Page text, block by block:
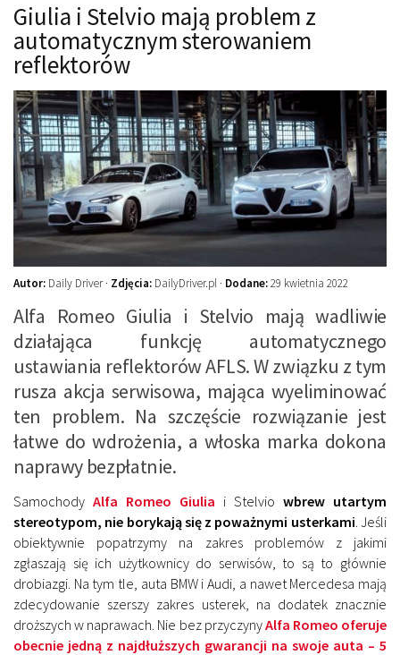
Technika jazdy
Oświetlenie
Kalkulatory
Przelicznik mocy
Auto z niemiec
Galerie
Giulia i Stelvio mają problem z
automatycznym sterowaniem
reflektorów
Autor: Daily Driver · Zdjęcia: DailyDriver.pl · Dodane:29 kwietnia 2022
Alfa Romeo Giulia i Stelvio mają wadliwie
działająca funkcję automatycznego
ustawiania reflektorów AFLS. W związku z tym
rusza akcja serwisowa, mająca wyeliminować
ten problem. Na szczęście rozwiązanie jest
łatwe do wdrożenia, a włoska marka dokona
naprawy bezpłatnie.
Samochody Alfa Romeo Giulia i Stelvio wbrew utartym
stereotypom, nie borykają się z poważnymi usterkami . Jeśli
obiektywnie popatrzymy na zakres problemów z jakimi
zgłaszają się ich użytkownicy do serwisów, to są to głównie
drobiazgi. Na tym tle, auta BMW i Audi, a nawet Mercedesa mają
zdecydowanie szerszy zakres usterek, na dodatek znacznie
droższych w naprawach. Nie bez przyczynyAlfa Romeo oferuje
obecnie jedną z najdłuższych gwarancji na swoje auta – 5